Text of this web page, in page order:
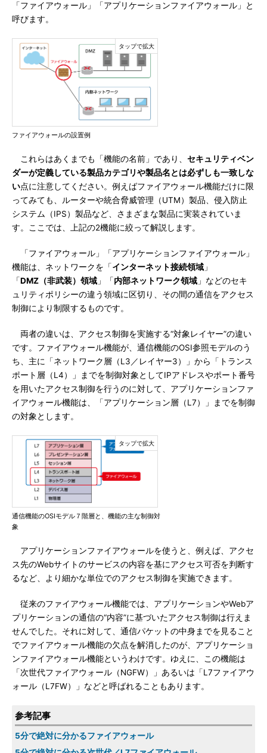
「ファイアウォール」「アプリケーションファイアウォール」と
呼びます。
ファイアウォールの設置例
これらはあくまでも「機能の名前」であり、 セキュリティベン
ダーが定義している製品カテゴリや製品名とは必ずしも一致しな
い点に注意してください。例えばファイアウォール機能だけに限
ってみても、ルーターや統合脅威管理（UTM）製品、侵入防止
システム（IPS）製品など、さまざまな製品に実装されていま
す。ここでは、上記の2機能に絞って解説します。
「ファイアウォール」「アプリケーションファイアウォール」
機能は、ネットワークを「インターネット接続領域 」
「DMZ（非武装）領域 」「内部ネットワーク領域 」などのセキ
ュリティポリシーの違う領域に区切り、その間の通信をアクセス
制御により制限するものです。
両者の違いは、アクセス制御を実施する“対象レイヤー”の違い
です。ファイアウォール機能が、通信機能のOSI参照モデルのう
ち、主に「ネットワーク層（L3／レイヤー3）」から「トランス
ポート層（L4）」までを制御対象としてIPアドレスやポート番号
を用いたアクセス制御を行うのに対して、アプリケーションファ
イアウォール機能は、「アプリケーション層（L7）」までを制御
の対象とします。
通信機能のOSIモデル７階層と、機能の主な制御対
象
アプリケーションファイアウォールを使うと、例えば、アクセ
ス先のWebサイトのサービスの内容を基にアクセス可否を判断す
るなど、より細かな単位でのアクセス制御を実施できます。
従来のファイアウォール機能では、アプリケーションやWebア
プリケーションの通信の“内容”に基づいたアクセス制御は行えま
せんでした。それに対して、通信パケットの中身までを見ること
でファイアウォール機能の欠点を解消したのが、アプリケーショ
ンファイアウォール機能というわけです。ゆえに、この機能は
「次世代ファイアウォール（NGFW）」あるいは「L7ファイアウ
ォール（L7FW）」などと呼ばれることもあります。
参考記事
5分で絶対に分かるファイアウォール